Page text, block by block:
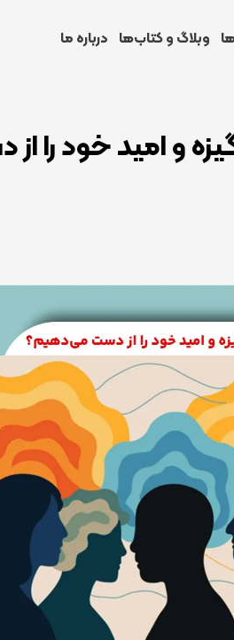
وبلاگ و کتاب‌ها درباره ما
و امید خود